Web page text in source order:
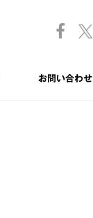
お問い合わせ